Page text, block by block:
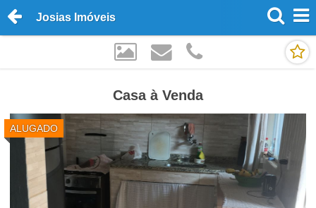
Josias Imóveis
Casa à Venda
ALUGADO